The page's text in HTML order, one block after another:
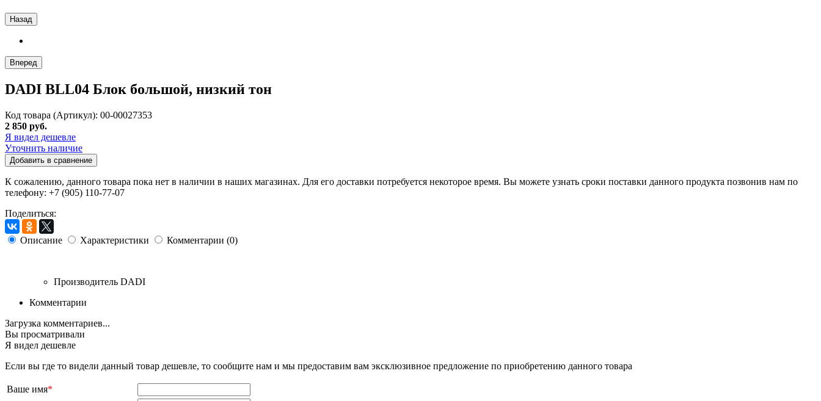
Назад
Вперед
DADI BLL04 Блок большой, низкий тон
Код товара (Артикул): 00-00027353
2 850 руб.
Я видел дешевле
Уточнить наличие
Добавить в сравнение
К сожалению, данного товара пока нет в наличии в наших магазинах. Для его доставки потребуется некоторое время. Вы можете узнать сроки поставки данного продукта позвонив нам по
телефону: +7 (905) 110-77-07
Поделиться:
Описание Характеристики Комментарии (0)
Производитель DADI
Комментарии
Загрузка комментариев...
Вы просматривали
Я видел дешевле
Если вы где то видели данный товар дешевле, то сообщите нам и мы предоставим вам эксклюзивное предложение по приобретению данного товара
Ваше имя*